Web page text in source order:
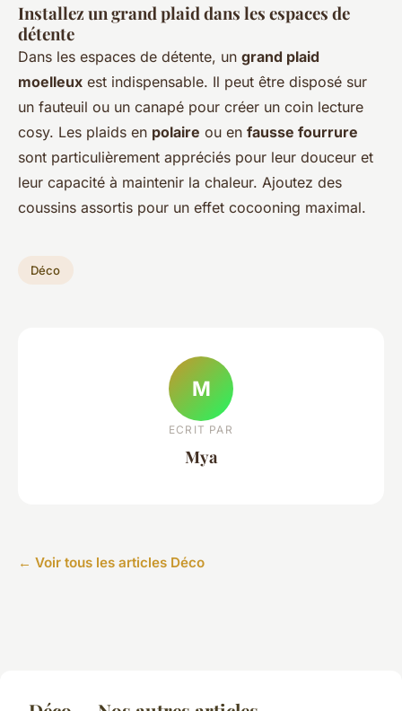
Installez un grand plaid dans les espaces de
détente
Dans les espaces de détente, un grand plaid
moelleux est indispensable. Il peut être disposé sur
un fauteuil ou un canapé pour créer un coin lecture
cosy. Les plaids en polaire ou en fausse fourrure
sont particulièrement appréciés pour leur douceur et
leur capacité à maintenir la chaleur. Ajoutez des
coussins assortis pour un effet cocooning maximal.
Déco
M
ECRIT PAR
Mya
← Voir tous les articles Déco